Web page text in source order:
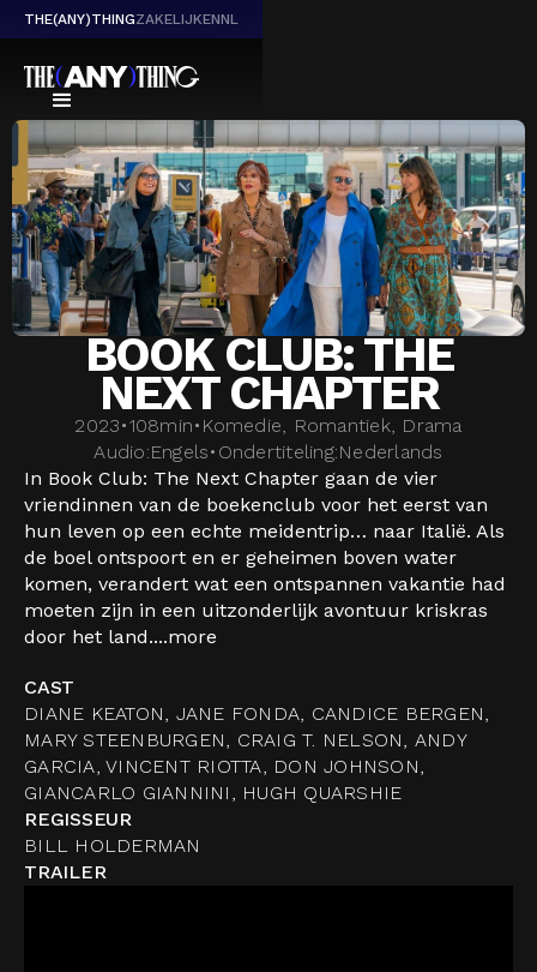
THE(ANY)THINGZAKELIJKENNL
BOOK CLUB: THE
NEXT CHAPTER
2023•108min• Komedie, Romantiek, Drama
Audio:Engels• Ondertiteling:Nederlands
In Book Club: The Next Chapter gaan de vier
vriendinnen van de boekenclub voor het eerst van
hun leven op een echte meidentrip… naar Italië. Als
de boel ontspoort en er geheimen boven water
komen, verandert wat een ontspannen vakantie had
moeten zijn in een uitzonderlijk avontuur kriskras
door het land....more
CAST
DIANE KEATON, JANE FONDA, CANDICE BERGEN,
MARY STEENBURGEN, CRAIG T. NELSON, ANDY
GARCIA, VINCENT RIOTTA, DON JOHNSON,
GIANCARLO GIANNINI, HUGH QUARSHIE
REGISSEUR
BILL HOLDERMAN
TRAILER